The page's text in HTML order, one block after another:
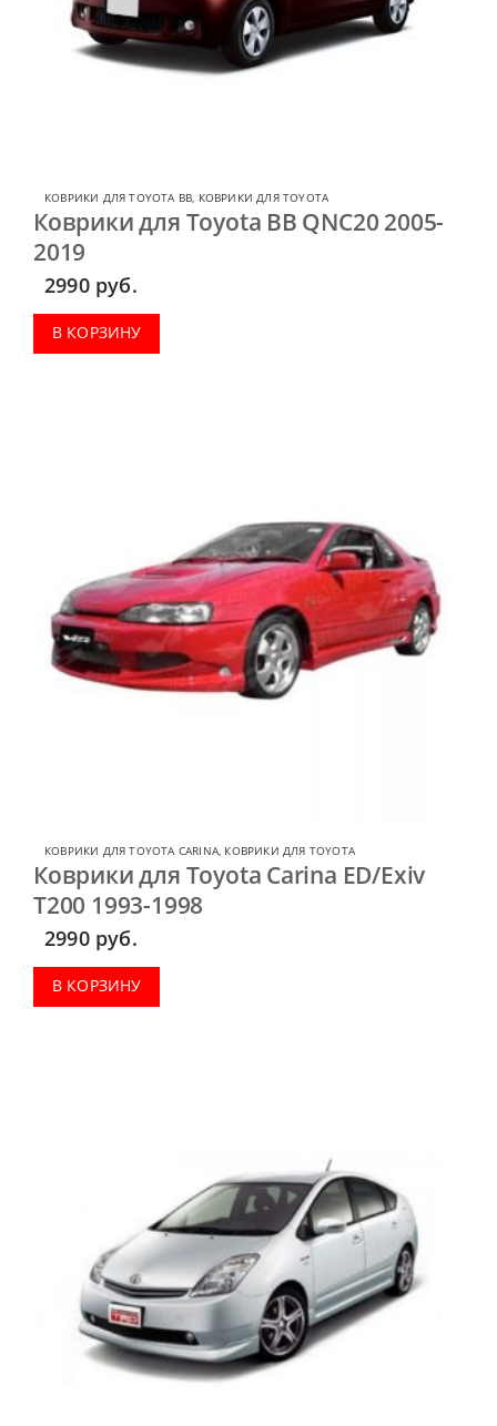
КОВРИКИ ДЛЯ TOYOTA BB КОВРИКИ ДЛЯ TOYOTA
Коврики для Toyota BB QNC20 2005-
2019
2990 руб.
В КОРЗИНУ
КОВРИКИ ДЛЯ TOYOTA CARINA, КОВРИКИ ДЛЯ TOYOTA
Коврики для Toyota Carina ED/Exiv
T200 1993-1998
2990 руб.
В КОРЗИНУ